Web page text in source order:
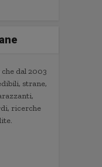
dal 2003
strane,
ricerche